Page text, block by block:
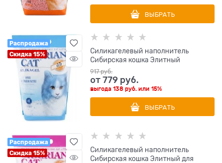
ВЫБРАТЬ
Распродажа
Скидка 15%
Силикагелевый наполнитель
Сибирская кошка Элитный
917 руб.
от779 руб.
выгода138 руб. или15%
ВЫБРАТЬ
Распродажа
Скидка 15%
Силикагелевый наполнитель
Сибирская кошка Элитный для